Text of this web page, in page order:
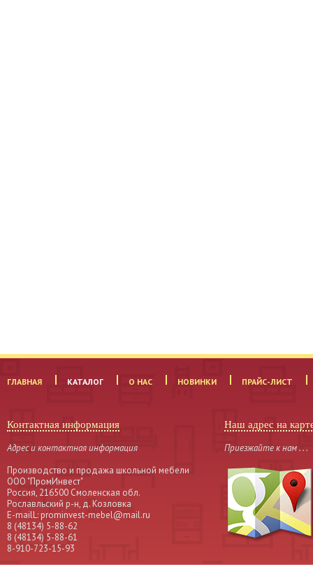
ГЛАВНАЯ КАТАЛОГ О НАС НОВИНКИ ПРАЙС-ЛИСТ
Контактная информация
Адрес и контактная информация
Производство и продажа школьной мебели
OOO "ПромИнвест"
Россия, 216500 Смоленская обл.
Рославльский р-н, д. Козловка
Е-mailL: prominvest-mebel@mail.ru
8 (48134) 5-88-62
8 (48134) 5-88-61
8-910-723-15-93
Наш адрес на
Приезжайте к нам . . .